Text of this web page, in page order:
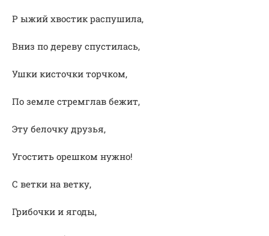
Р ыжий хвостик распушила,
Вниз по дереву спустилась,
Ушки кисточки торчком,
По земле стремглав бежит,
Эту белочку друзья,
Угостить орешком нужно!
С ветки на ветку,
Грибочки и ягоды,